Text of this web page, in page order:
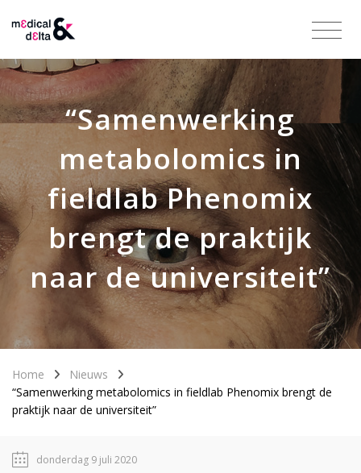
“Samenwerking
metabolomics in
fieldlab Phenomix
brengt de praktijk
naar de universiteit”
Home
Nieuws
“Samenwerking metabolomics in fieldlab Phenomix brengt de
praktijk naar de universiteit”
donderdag 9 juli 2020